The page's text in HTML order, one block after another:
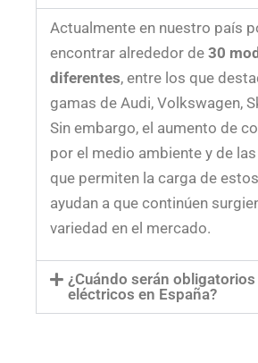
Actualmente en nuestro país
encontrar alrededor de 30
diferentes, entre los que
gamas de Audi, Volkswagen,
Sin embargo, el aumento de
por el medio ambiente y de
que permiten la carga de
ayudan a que continúen
variedad en el mercado.
¿Cuándo serán
eléctricos en España?